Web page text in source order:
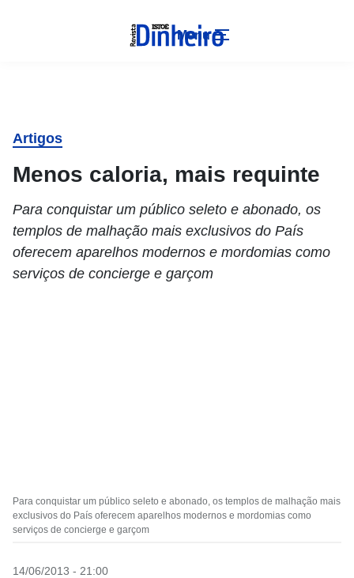
Menu
Artigos
Menos caloria, mais requinte
Para conquistar um público seleto e abonado, os
templos de malhação mais exclusivos do País
oferecem aparelhos modernos e mordomias como
serviços de concierge e garçom
Para conquistar um público seleto e abonado, os templos de malhação mais
exclusivos do País oferecem aparelhos modernos e mordomias como
serviços de concierge e garçom
14/06/2013 - 21:00